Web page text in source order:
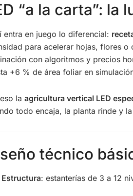
“a la carta”: la
entra en juego lo diferencial:
para acelerar hojas, flores
con algoritmos y precios
+6 % de área foliar en
la agricultura vertical LED
todo encaja, la planta rinde y
técnico
Estructura: estanterías de 3 a 12